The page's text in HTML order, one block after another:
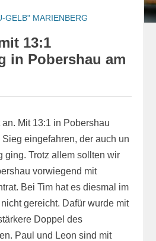
GELB" MARIENBERG
13:1
in Pobershau am
Mit 13:1 in Pobershau
eingefahren, der auch un
ging. Trotz allem sollten wir
vorwiegend mit
Bei Tim hat es diesmal im
gereicht. Dafür wurde mit
Doppel des
Paul und Leon sind mit